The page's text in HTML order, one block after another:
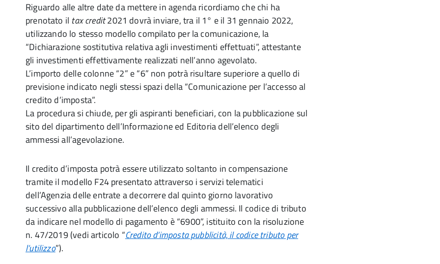
Riguardo alle altre date da mettere in agenda ricordiamo che chi ha
prenotato il tax credit2021 dovrà inviare, tra il 1° e il 31 gennaio 2022,
utilizzando lo stesso modello compilato per la comunicazione, la
“Dichiarazione sostitutiva relativa agli investimenti effettuati”, attestante
gli investimenti effettivamente realizzati nell’anno agevolato.
L’importo delle colonne “2” e “6” non potrà risultare superiore a quello di
previsione indicato negli stessi spazi della “Comunicazione per l’accesso al
credito d’imposta”.
La procedura si chiude, per gli aspiranti beneficiari, con la pubblicazione sul
sito del dipartimento dell’Informazione ed Editoria dell’elenco degli
ammessi all’agevolazione.
Il credito d’imposta potrà essere utilizzato soltanto in compensazione
tramite il modello F24 presentato attraverso i servizi telematici
dell’Agenzia delle entrate a decorrere dal quinto giorno lavorativo
successivo alla pubblicazione dell’elenco degli ammessi. Il codice di tributo
da indicare nel modello di pagamento è “6900”, istituito con la risoluzione
n. 47/2019 (vedi articolo “Credito d’imposta pubblicità, il codice tributo per
l’utilizzo”).